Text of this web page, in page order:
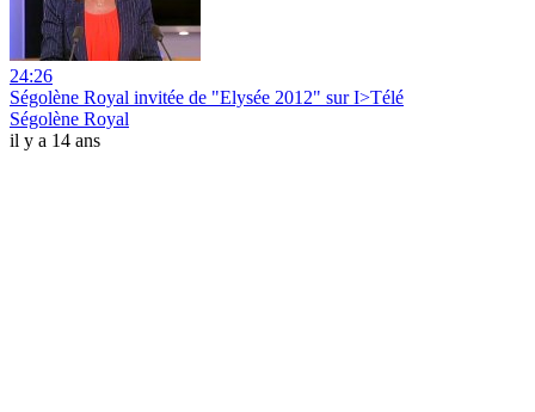
24:26
Ségolène Royal invitée de "Elysée 2012" sur I>Télé
Ségolène Royal
il y a 14 ans